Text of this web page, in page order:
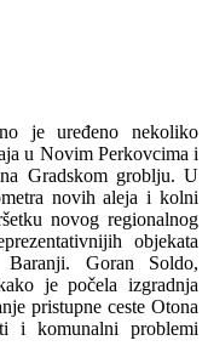
je uređeno nekoliko
u Novim Perkovcima i
Gradskom groblju. U
novih aleja i kolni
novog regionalnog
objekata
Goran Soldo,
je počela izgradnja
pristupne ceste Otona
i komunalni problemi